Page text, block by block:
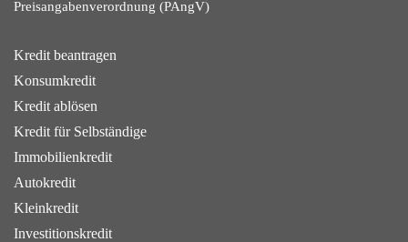
Preisangabenverordnung (PAngV)
Kredit beantragen
Konsumkredit
Kredit ablösen
Kredit für Selbständige
Immobilienkredit
Autokredit
Kleinkredit
Investitionskredit